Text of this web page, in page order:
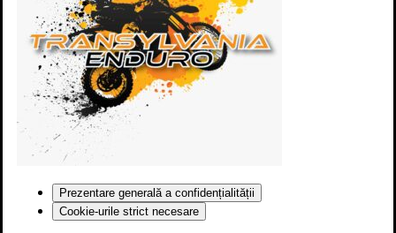
Prezentare generală a confidențialității
Cookie-urile strict necesare